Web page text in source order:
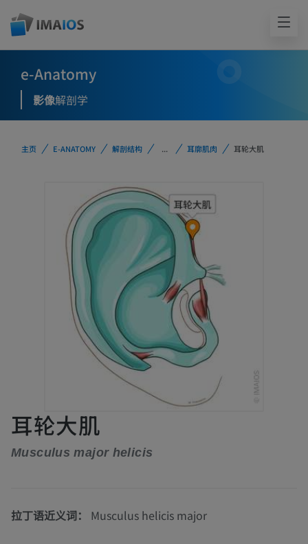
e-Anatomy
影像解剖学
主页 E-ANATOMY 解剖结构 ... 耳廓肌肉 耳轮大肌
耳轮大肌
Musculus major helicis
拉丁语近义词： Musculus helicis major